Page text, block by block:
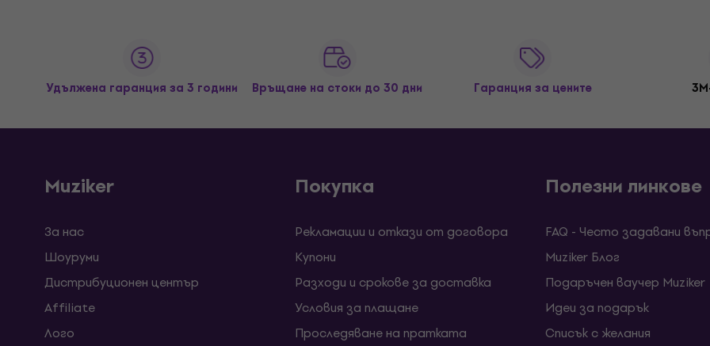
Удължена гаранция за 3 години Връщане на стоки до 30 дни Гаранция за цените
Muziker
За нас
Шоуруми
Дистрибуционен център
Affiliate
Лого
Покупка
Рекламации и откази от договора
Kупони
Разходи и срокове за доставка
Условия за плащане
Проследяване на пратката
Полезни линкове
FAQ - Често задавани
Muziker Блог
Подаръчен ваучер Muziker
Идеи за подарък
Списък с желания